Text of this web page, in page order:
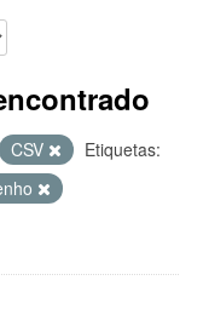
CSV
Etiquetas: